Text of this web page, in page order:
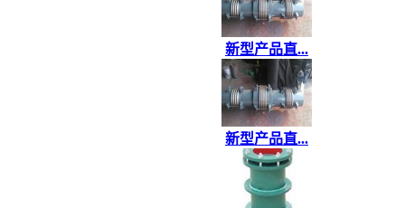
新型产品直...
新型产品直...